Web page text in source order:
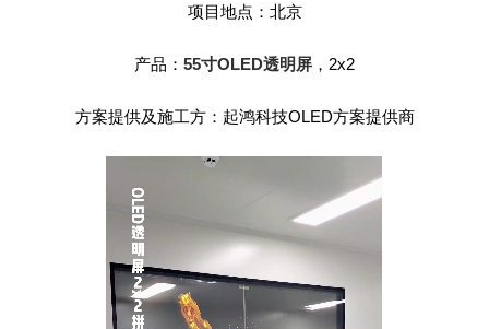
项目地点：北京
产品： 55寸OLED透明屏 ，2x2
方案提供及施工方：起鸿科技OLED方案提供商